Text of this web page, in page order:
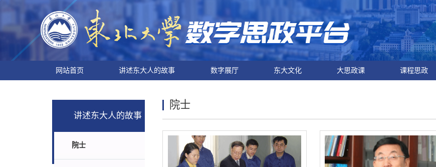
网站首页 讲述东大人的故事 数字展厅 东大文化 大思政课 课程思政
讲述东大人的故事
院士
院士